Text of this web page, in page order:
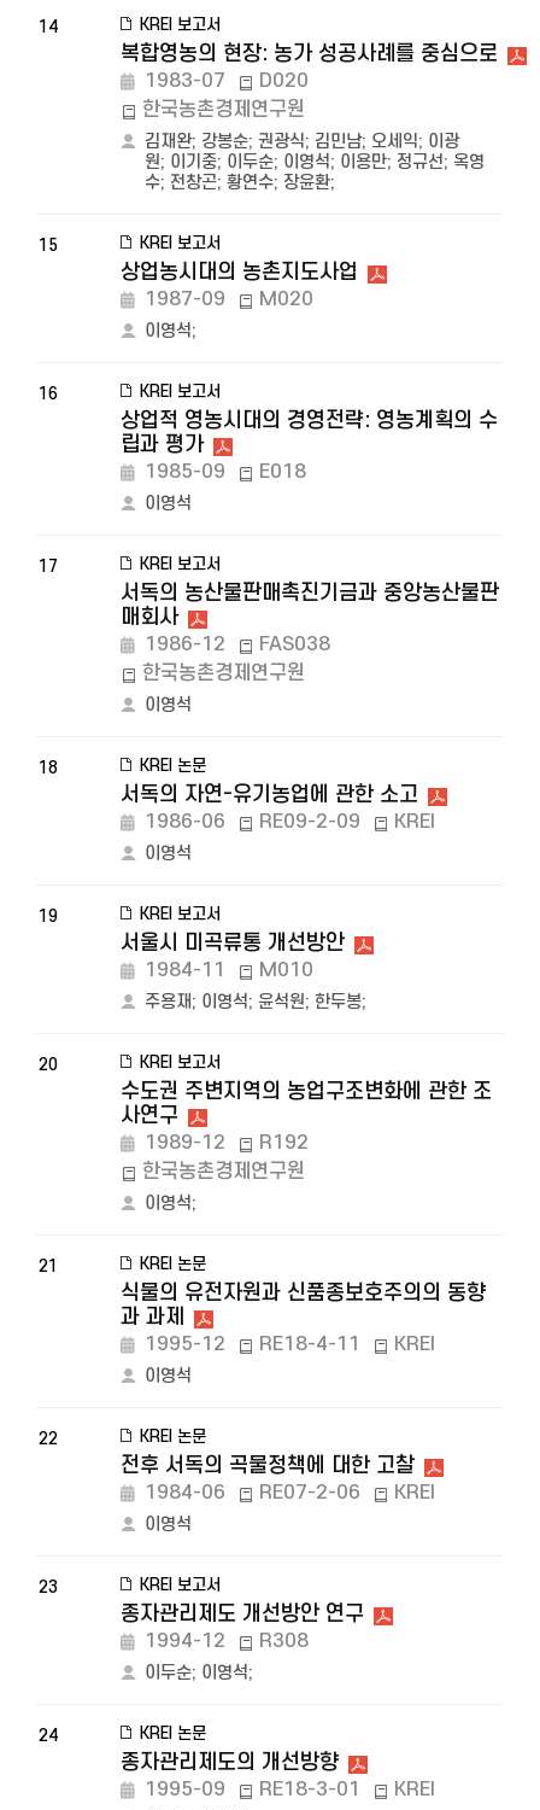
14 KREI 보고서
복합영농의 현장: 농가 성공사례를 중심으로
1983-07
D020
한국농촌경제연구원
김재완; 강봉순; 권광식; 김민남; 오세익; 이광
원; 이기중; 이두순; 이영석; 이용만; 정규선; 옥영
수; 전창곤; 황연수; 장윤환;
15 KREI 보고서
상업농시대의 농촌지도사업
1987-09 M020
이영석;
16 KREI 보고서
상업적 영농시대의 경영전략: 영농계획의 수
립과 평가
1985-09 E018
이영석
17 KREI 보고서
서독의 농산물판매촉진기금과 중앙농산물판
매회사
1986-12
FAS038
한국농촌경제연구원
이영석
18 KREI 논문
서독의 자연-유기농업에 관한 소고
1986-06 RE09-2-09 KREI
이영석
19 KREI 보고서
서울시 미곡류통 개선방안
1984-11 M010
주용재; 이영석; 윤석원; 한두봉;
20 KREI 보고서
수도권 주변지역의 농업구조변화에 관한 조
사연구
1989-12
R192
한국농촌경제연구원
이영석;
21 KREI 논문
식물의 유전자원과 신품종보호주의의 동향
과 과제
1995-12 RE18-4-11 KREI
이영석
22 KREI 논문
전후 서독의 곡물정책에 대한 고찰
1984-06 RE07-2-06 KREI
이영석
23 KREI 보고서
종자관리제도 개선방안 연구
1994-12 R308
이두순; 이영석;
24 KREI 논문
종자관리제도의 개선방향
1995-09 RE18-3-01 KREI